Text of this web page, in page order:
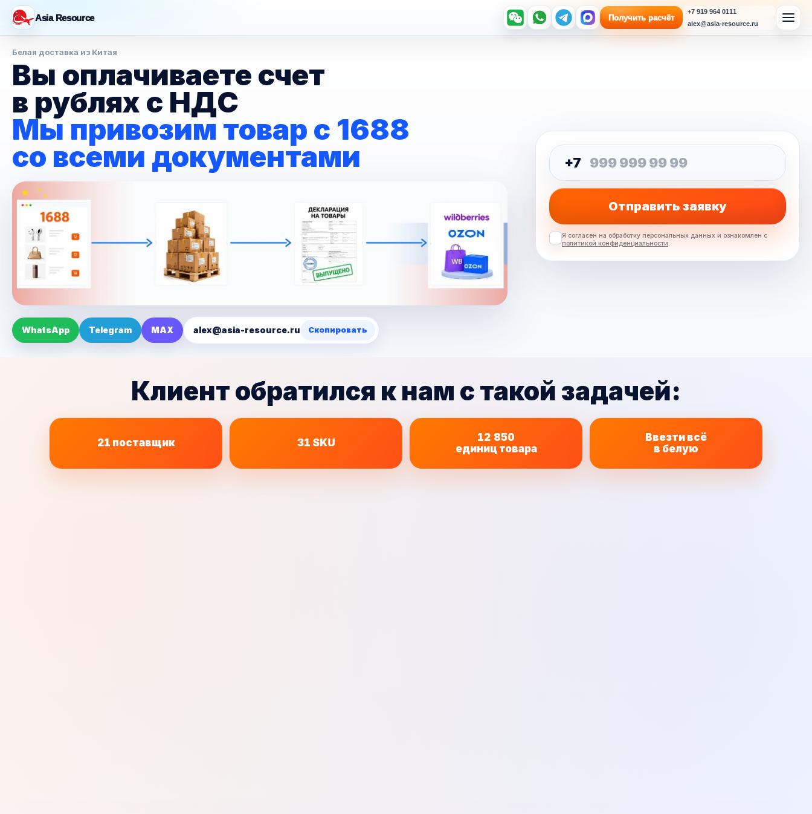
Asia Resource Получить расчёт
+7 919 964 0111
alex@asia-resource.ru
Белая доставка из Китая
Вы оплачиваете счет
в рублях с НДС
Мы привозим товар с 1688
со всеми документами
WhatsApp Telegram MAX alex@asia-resource.ru Скопировать
+7
Отправить заявку
Я согласен на обработку персональных данных и ознакомлен с
политикой конфиденциальности.
Клиент обратился к нам с такой задачей:
21 поставщик 31 SKU
12 850
единиц товара
Ввезти всё
в белую